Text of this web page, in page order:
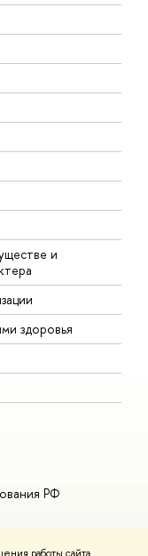
и
здоровья
РФ